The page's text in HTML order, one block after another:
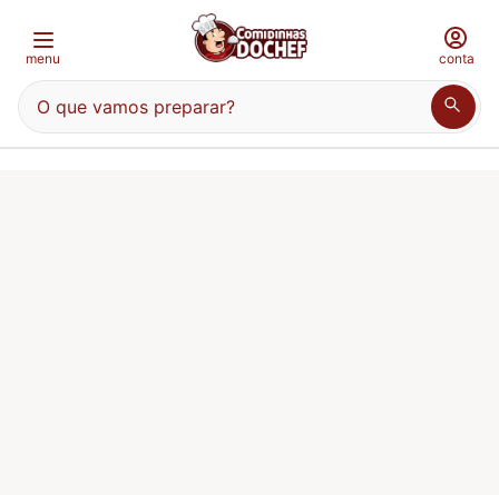
menu
O que vamos preparar?
conta